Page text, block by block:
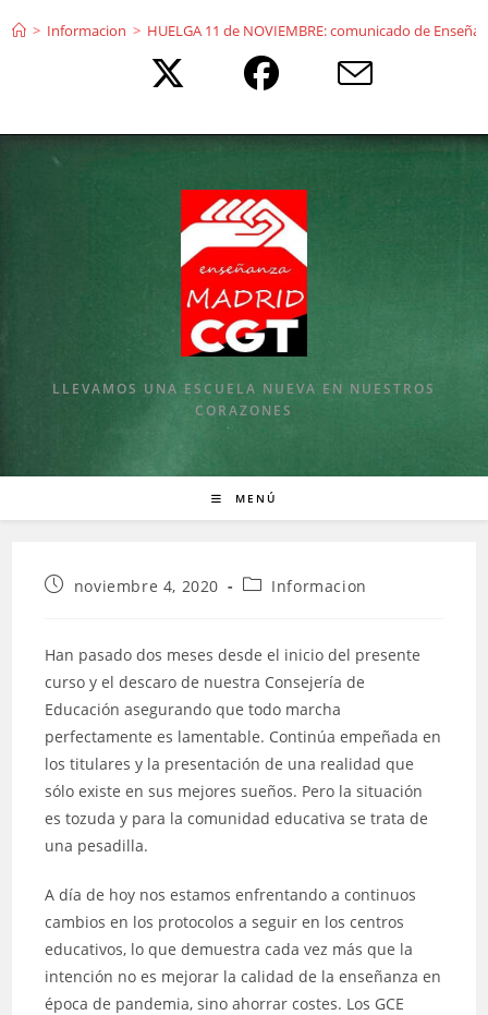
> Informacion > HUELGA 11 de NOVIEMBRE: comunicado de
LLEVAMOS UNA ESCUELA NUEVA EN NUESTROS
CORAZONES
MENÚ
Publicación
entrada:
noviembre 4, 2020
Categoría
entrada:
Informacion
Han pasado dos meses desde el inicio del presente
curso y el descaro de nuestra Consejería de
Educación asegurando que todo marcha
perfectamente es lamentable. Continúa empeñada en
los titulares y la presentación de una realidad que
sólo existe en sus mejores sueños. Pero la situación
es tozuda y para la comunidad educativa se trata de
una pesadilla.
A día de hoy nos estamos enfrentando a continuos
cambios en los protocolos a seguir en los centros
educativos, lo que demuestra cada vez más que la
intención no es mejorar la calidad de la enseñanza en
época de pandemia, sino ahorrar costes. Los GCE